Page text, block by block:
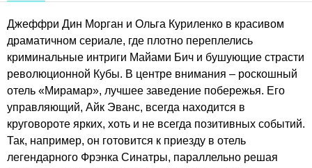
Джеффри Дин Морган и Ольга Куриленко в красивом
драматичном сериале, где плотно переплелись
криминальные интриги Майами Бич и бушующие страсти
революционной Кубы. В центре внимания – роскошный
отель «Мирамар», лучшее заведение побережья. Его
управляющий, Айк Эванс, всегда находится в
круговороте ярких, хоть и не всегда позитивных событий.
Так, например, он готовится к приезду в отель
легендарного Фрэнка Синатры, параллельно решая